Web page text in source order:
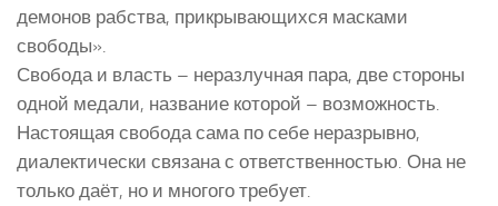
демонов рабства, прикрывающихся масками
свободы».
Свобода и власть – неразлучная пара, две стороны
одной медали, название которой – возможность.
Настоящая свобода сама по себе неразрывно,
диалектически связана с ответственностью. Она не
только даёт, но и многого требует.